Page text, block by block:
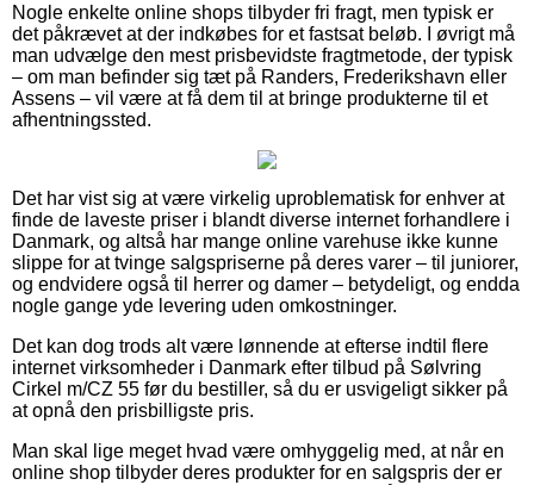
Nogle enkelte online shops tilbyder fri fragt, men typisk er
det påkrævet at der indkøbes for et fastsat beløb. I øvrigt må
man udvælge den mest prisbevidste fragtmetode, der typisk
– om man befinder sig tæt på Randers, Frederikshavn eller
Assens – vil være at få dem til at bringe produkterne til et
afhentningssted.
Det har vist sig at være virkelig uproblematisk for enhver at
finde de laveste priser i blandt diverse internet forhandlere i
Danmark, og altså har mange online varehuse ikke kunne
slippe for at tvinge salgspriserne på deres varer – til juniorer,
og endvidere også til herrer og damer – betydeligt, og endda
nogle gange yde levering uden omkostninger.
Det kan dog trods alt være lønnende at efterse indtil flere
internet virksomheder i Danmark efter tilbud på Sølvring
Cirkel m/CZ 55 før du bestiller, så du er usvigeligt sikker på
at opnå den prisbilligste pris.
Man skal lige meget hvad være omhyggelig med, at når en
online shop tilbyder deres produkter for en salgspris der er